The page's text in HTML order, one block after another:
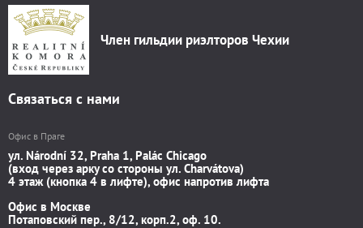
Член гильдии риэлторов Чехии
Связаться с нами
Офис в Праге
ул. Národní 32, Praha 1, Palác Chicago
(вход через арку со стороны ул. Charvátova)
4 этаж (кнопка 4 в лифте), офис напротив лифта
Офис в Москве
Потаповский пер., 8/12, корп.2, оф. 10.